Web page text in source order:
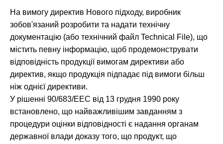
На вимогу директив Нового підходу, виробник
зобов'язаний розробити та надати технічну
документацію (або технічний файл Technical File), що
містить певну інформацію, щоб продемонструвати
відповідність продукції вимогам директиви або
директив, якщо продукція підпадає під вимоги більш
ніж однієї директиви.
У рішенні 90/683/EEC від 13 грудня 1990 року
встановлено, що найважливішим завданням з
процедури оцінки відповідності є надання органам
державної влади доказу того, що продукт, що